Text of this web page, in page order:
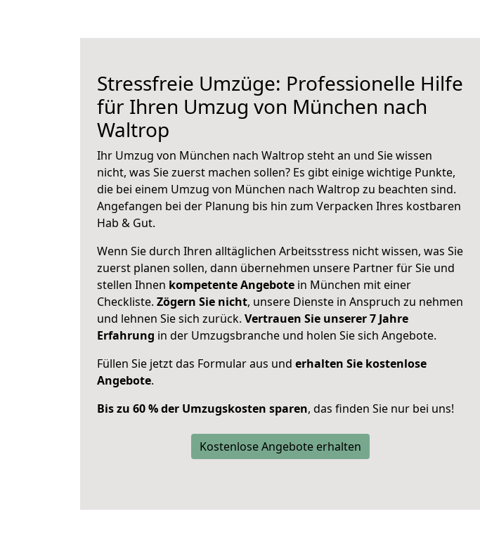
Stressfreie Umzüge: Professionelle Hilfe
für Ihren Umzug von München nach
Waltrop
Ihr Umzug von München nach Waltrop steht an und Sie wissen
nicht, was Sie zuerst machen sollen? Es gibt einige wichtige Punkte,
die bei einem Umzug von München nach Waltrop zu beachten sind.
Angefangen bei der Planung bis hin zum Verpacken Ihres kostbaren
Hab & Gut.
Wenn Sie durch Ihren alltäglichen Arbeitsstress nicht wissen, was Sie
zuerst planen sollen, dann übernehmen unsere Partner für Sie und
stellen Ihnen kompetente Angebote in München mit einer
Checkliste. Zögern Sie nicht, unsere Dienste in Anspruch zu nehmen
und lehnen Sie sich zurück. Vertrauen Sie unserer 7 Jahre
Erfahrung in der Umzugsbranche und holen Sie sich Angebote.
Füllen Sie jetzt das Formular aus und erhalten Sie kostenlose
Angebote.
Bis zu 60 % der Umzugskosten sparen, das finden Sie nur bei uns!
Kostenlose Angebote erhalten